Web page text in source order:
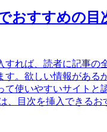
おすすめの目
すれば、読者に記事の
す。欲しい情報がある
て使いやすいサイトと
、目次を挿入できるお